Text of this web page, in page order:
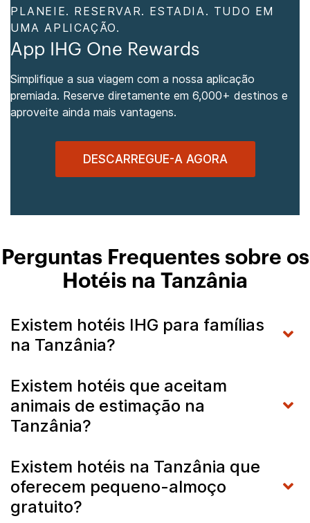
PLANEIE. RESERVAR. ESTADIA. TUDO EM
UMA APLICAÇÃO.
App IHG One Rewards
Simplifique a sua viagem com a nossa aplicação
premiada. Reserve diretamente em 6,000+ destinos e
aproveite ainda mais vantagens.
DESCARREGUE-A AGORA
Perguntas Frequentes sobre os
Hotéis na Tanzânia
Existem hotéis IHG para famílias
na Tanzânia?
Existem hotéis que aceitam
animais de estimação na
Tanzânia?
Existem hotéis na Tanzânia que
oferecem pequeno-almoço
gratuito?